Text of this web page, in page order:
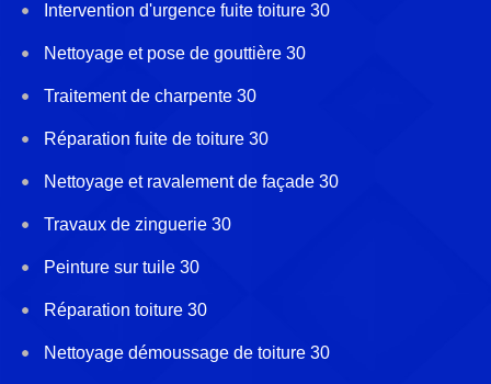
Intervention d'urgence fuite toiture 30
Nettoyage et pose de gouttière 30
Traitement de charpente 30
Réparation fuite de toiture 30
Nettoyage et ravalement de façade 30
Travaux de zinguerie 30
Peinture sur tuile 30
Réparation toiture 30
Nettoyage démoussage de toiture 30